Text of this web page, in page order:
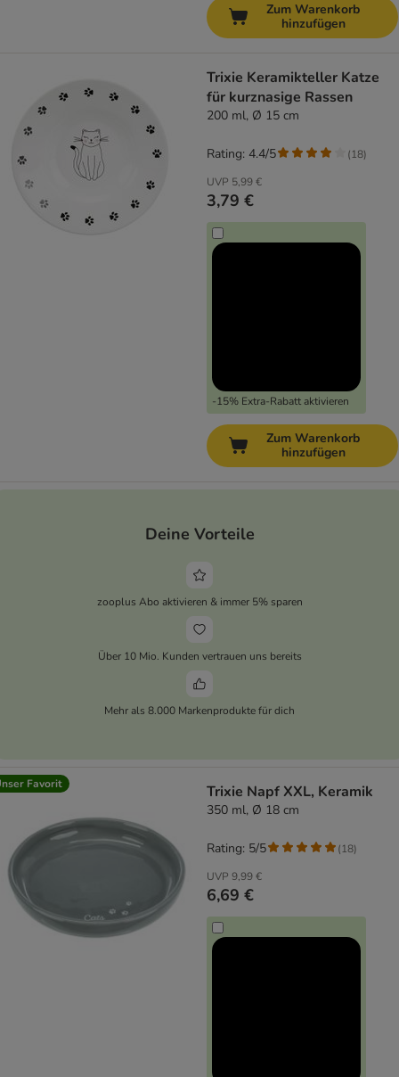
Zum Warenkorb
hinzufügen
Trixie Keramikteller Katze
für kurznasige Rassen
200 ml, Ø 15 cm
UVP 5,99 €
3,79 €
-15% Extra-Rabatt aktivieren
Rating: 4.4/5 (18)
Zum Warenkorb
hinzufügen
Deine Vorteile
zooplus Abo aktivieren & immer 5% sparen
Über 10 Mio. Kunden vertrauen uns bereits
Mehr als 8.000 Markenprodukte für dich
Favorit Trixie Napf XXL, Keramik
350 ml, Ø 18 cm
UVP 9,99 €
6,69 €
Rating: 5/5 (18)